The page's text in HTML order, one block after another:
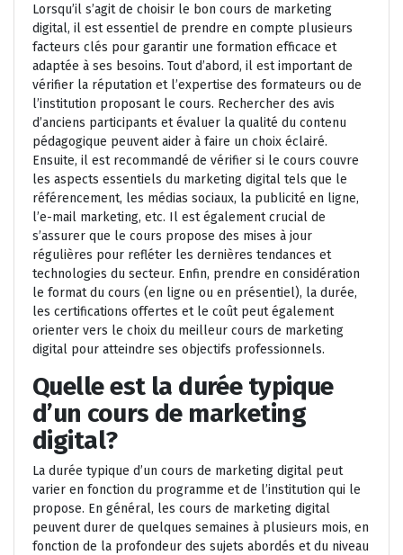
Lorsqu’il s’agit de choisir le bon cours de marketing
digital, il est essentiel de prendre en compte plusieurs
facteurs clés pour garantir une formation efficace et
adaptée à ses besoins. Tout d’abord, il est important de
vérifier la réputation et l’expertise des formateurs ou de
l’institution proposant le cours. Rechercher des avis
d’anciens participants et évaluer la qualité du contenu
pédagogique peuvent aider à faire un choix éclairé.
Ensuite, il est recommandé de vérifier si le cours couvre
les aspects essentiels du marketing digital tels que le
référencement, les médias sociaux, la publicité en ligne,
l’e-mail marketing, etc. Il est également crucial de
s’assurer que le cours propose des mises à jour
régulières pour refléter les dernières tendances et
technologies du secteur. Enfin, prendre en considération
le format du cours (en ligne ou en présentiel), la durée,
les certifications offertes et le coût peut également
orienter vers le choix du meilleur cours de marketing
digital pour atteindre ses objectifs professionnels.
Quelle est la durée typique
d’un cours de marketing
digital?
La durée typique d’un cours de marketing digital peut
varier en fonction du programme et de l’institution qui le
propose. En général, les cours de marketing digital
peuvent durer de quelques semaines à plusieurs mois, en
fonction de la profondeur des sujets abordés et du niveau